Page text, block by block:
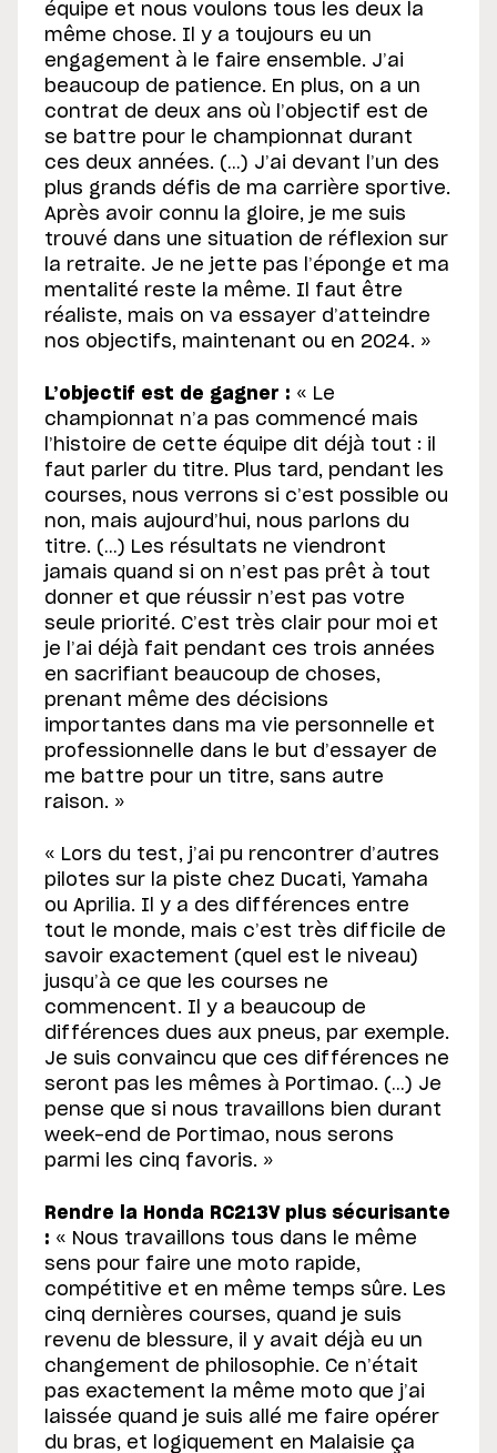
équipe et nous voulons tous les deux la
même chose. Il y a toujours eu un
engagement à le faire ensemble. J’ai
beaucoup de patience. En plus, on a un
contrat de deux ans où l’objectif est de
se battre pour le championnat durant
ces deux années. (…) J’ai devant l’un des
plus grands défis de ma carrière sportive.
Après avoir connu la gloire, je me suis
trouvé dans une situation de réflexion sur
la retraite. Je ne jette pas l’éponge et ma
mentalité reste la même. Il faut être
réaliste, mais on va essayer d’atteindre
nos objectifs, maintenant ou en 2024. »
L’objectif est de gagner : « Le
championnat n’a pas commencé mais
l’histoire de cette équipe dit déjà tout : il
faut parler du titre. Plus tard, pendant les
courses, nous verrons si c’est possible ou
non, mais aujourd’hui, nous parlons du
titre. (…) Les résultats ne viendront
jamais quand si on n’est pas prêt à tout
donner et que réussir n’est pas votre
seule priorité. C’est très clair pour moi et
je l’ai déjà fait pendant ces trois années
en sacrifiant beaucoup de choses,
prenant même des décisions
importantes dans ma vie personnelle et
professionnelle dans le but d’essayer de
me battre pour un titre, sans autre
raison. »
« Lors du test, j’ai pu rencontrer d’autres
pilotes sur la piste chez Ducati, Yamaha
ou Aprilia. Il y a des différences entre
tout le monde, mais c’est très difficile de
savoir exactement (quel est le niveau)
jusqu’à ce que les courses ne
commencent. Il y a beaucoup de
différences dues aux pneus, par exemple.
Je suis convaincu que ces différences ne
seront pas les mêmes à Portimao. (…) Je
pense que si nous travaillons bien durant
week-end de Portimao, nous serons
parmi les cinq favoris. »
Rendre la Honda RC213V plus sécurisante
: « Nous travaillons tous dans le même
sens pour faire une moto rapide,
compétitive et en même temps sûre. Les
cinq dernières courses, quand je suis
revenu de blessure, il y avait déjà eu un
changement de philosophie. Ce n’était
pas exactement la même moto que j’ai
laissée quand je suis allé me ​​faire opérer
du bras, et logiquement en Malaisie ça